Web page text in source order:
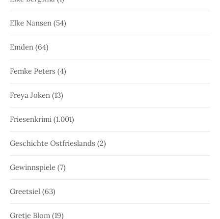
Elke Nansen (54)
Emden (64)
Femke Peters (4)
Freya Joken (13)
Friesenkrimi (1.001)
Geschichte Ostfrieslands (2)
Gewinnspiele (7)
Greetsiel (63)
Gretje Blom (19)